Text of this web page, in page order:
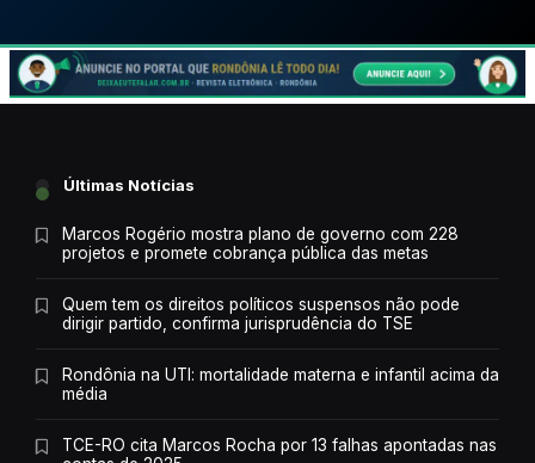
Últimas Notícias
Marcos Rogério mostra plano de governo com 228
projetos e promete cobrança pública das metas
Quem tem os direitos políticos suspensos não pode
dirigir partido, confirma jurisprudência do TSE
Rondônia na UTI: mortalidade materna e infantil acima da
média
TCE-RO cita Marcos Rocha por 13 falhas apontadas nas